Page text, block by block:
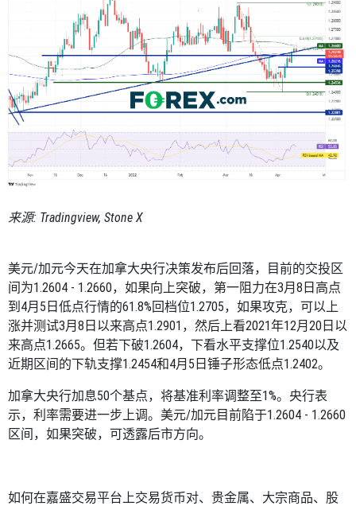
来源: Tradingview, Stone X
美元/加元今天在加拿大央行决策发布后回落，目前的交投区
间为1.2604 - 1.2660，如果向上突破，第一阻力在3月 8 日高点
到 4月 5 日低点行情的61.8%回档位1.2705，如果攻克，可以上
涨并测试3月 8 日以来高点1.2901 ，然后上看2021年12月 20 日以
来高点1.2665。但若下破1.2604，下看水平支撑位1.2540以及
近期区间的下轨支撑1.2454和4月 5 日锤子形态低点1.2402。
加拿大央行加息50个基点，将基准利率调整至1%。央行表
示，利率需要进一步上调。美元/加元目前陷于1.2604 - 1.2660
区间，如果突破，可透露后市方向。
如何在嘉盛交易平台上交易货币对、贵金属、大宗商品、股